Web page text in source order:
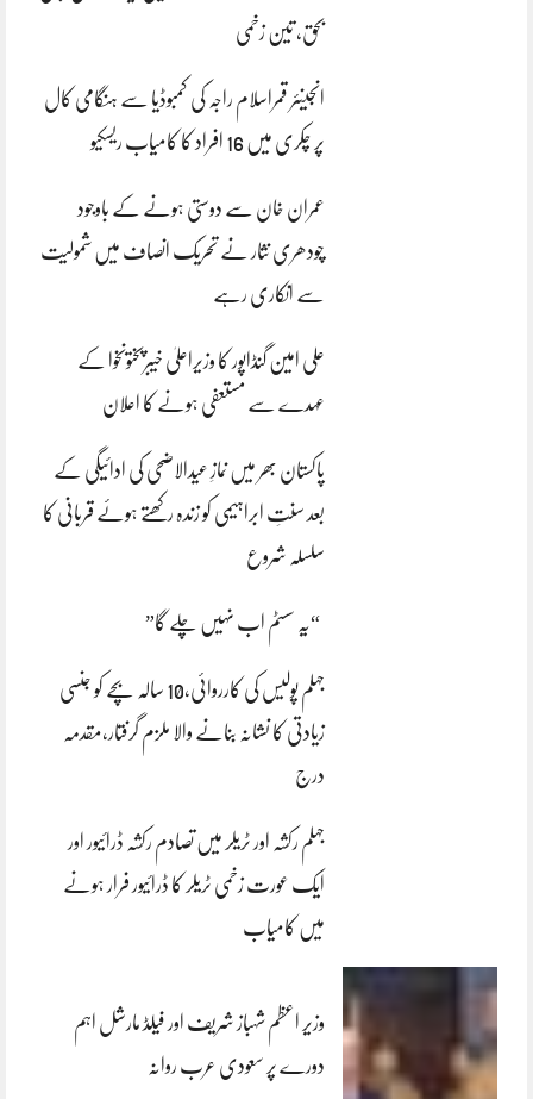
بحق، تین زخمی
انجینئر قمراسلام راجہ کی کمبوڈیا سے ہنگامی کال
پر چکری میں 16 افراد کا کامیاب ریسکیو
عمران خان سے دوستی ہونے کے باوجود
چودھری نثار نے تحریک انصاف میں شمولیت
سے انکاری رہے
علی امین گنڈاپور کا وزیراعلیٰ خیبرپختونخوا کے
عہدے سے مستعفی ہونے کا اعلان
پاکستان بھر میں نمازِ عیدالاضحی کی ادائیگی کے
بعد سنتِ ابراہیمی کو زندہ رکھتے ہوئے قربانی کا
سلسلہ شروع
“یہ سسٹم اب نہیں چلے گا”
جہلم پولیس کی کارروائی،10 سالہ بچے کو جنسی
زیادتی کا نشانہ بنانے والا ملزم گرفتار،مقدمہ
درج
جہلم رکشہ اور ٹریلر میں تصادم رکشہ ڈرائیور اور
ایک عورت زخمی ٹریلر کا ڈرائیور فرار ہونے
میں کامیاب
وزیر اعظم شہباز شریف اور فیلڈ مارشل اہم
دورے پر سعودی عرب روانہ